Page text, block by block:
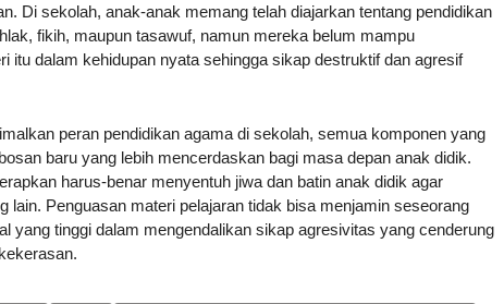
Di sekolah, anak-anak memang telah diajarkan tentang pendidikan
fikih, maupun tasawuf, namun mereka belum mampu
itu dalam kehidupan nyata sehingga sikap destruktif dan agresif
peran pendidikan agama di sekolah, semua komponen yang
baru yang lebih mencerdaskan bagi masa depan anak didik.
harus-benar menyentuh jiwa dan batin anak didik agar
lain. Penguasan materi pelajaran tidak bisa menjamin seseorang
yang tinggi dalam mengendalikan sikap agresivitas yang cenderung